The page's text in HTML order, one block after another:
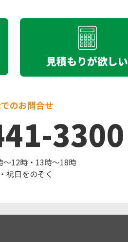
見積もりが欲しい
のお問合せ
3300
〜12時・13時〜18時
祝日をのぞく